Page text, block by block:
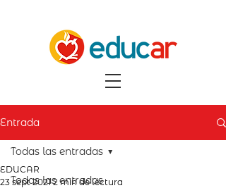
Entrada
Todas las entradas
Todas las entradas
EDUCAR
23 sept 2021 2 min de lectura